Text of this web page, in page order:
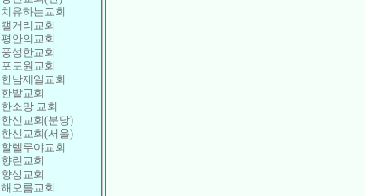
치유하는교회
캘거리교회
평안의교회
풍성한교회
포도원교회
한남제일교회
한밭교회
한소망 교회
한신교회(분당)
한신교회(서울)
할렐루야교회
향린교회
향상교회
해오름교회